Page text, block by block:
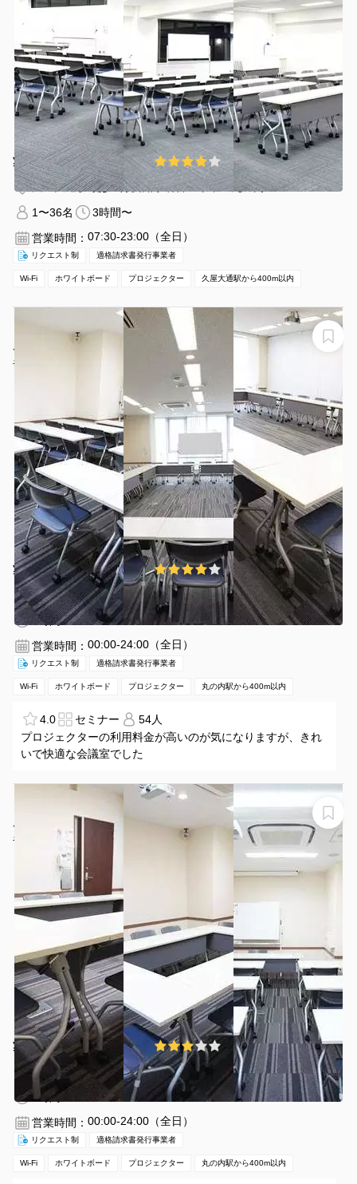
¥4125 〜 ¥4950 /時間 4.0
(1件)
久屋大通駅 徒歩4分愛知県名古屋市中区丸の内3-17-6
1〜36名
3時間〜
営業時間： 07:30-23:00（全日）
リクエスト制 適格請求書発行事業者
Wi-Fi ホワイトボード プロジェクター 久屋大通駅から400m以内
【伏見エリア、日本銀行目の前！】名古屋会議室 錦
店 第4会議室（最大54名）【室料20%オフオフキャンペ
ーン実施中！】
名古屋会議室 錦店 第4会議室
¥6640 〜 ¥7920 /時間 4.0
(1件)
伏見駅 徒歩5分愛知県名古屋市中区錦1-4-16
1〜54名
3時間〜
営業時間： 00:00-24:00（全日）
リクエスト制 適格請求書発行事業者
Wi-Fi ホワイトボード プロジェクター 丸の内駅から400m以内
4.0 セミナー
54人
プロジェクターの利用料金が高いのが気になりますが、きれ
いで快適な会議室でした
【伏見エリア、日本銀行目の前！】名古屋会議室 錦
店 第2会議室（最大18名）【室料20%オフキャンペーン
実施中！】
名古屋会議室 錦店 第2会議室
¥2480 〜 ¥3680 /時間 3.0 (2件)
伏見駅 徒歩5分愛知県名古屋市中区錦1-4-16
1〜18名
3時間〜
営業時間： 00:00-24:00（全日）
リクエスト制 適格請求書発行事業者
Wi-Fi ホワイトボード プロジェクター 丸の内駅から400m以内